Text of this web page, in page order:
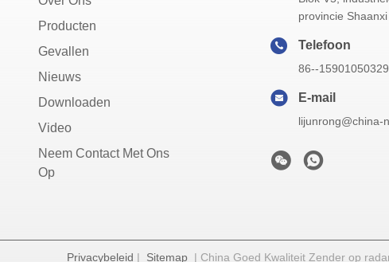
Producten
Gevallen
Nieuws
Downloaden
Video
Neem Contact Met Ons
Op
provincie Shaanxi
Telefoon
86--15901050329
E-mail
lijunrong@china-
Privacybeleid | Sitemap | China Goed Kwaliteit Zender op